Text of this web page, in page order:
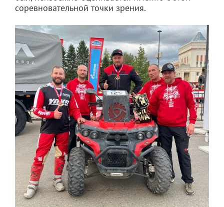
соревновательной точки зрения.